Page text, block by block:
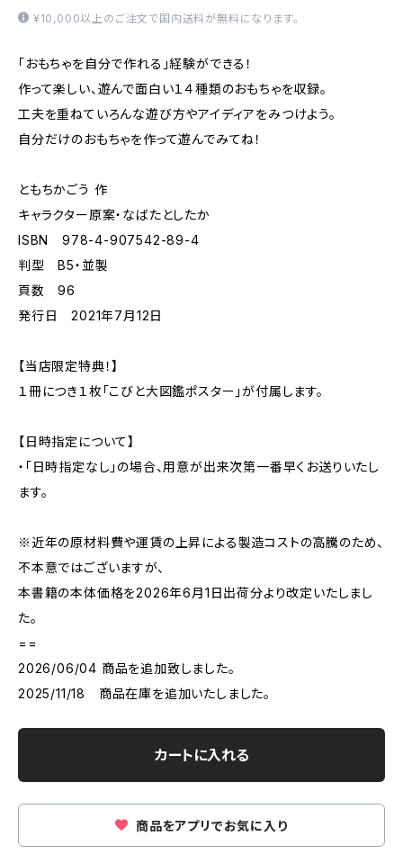
¥10,000以上のご注文で国内送料が無料になります。
「おもちゃを自分で作れる」経験ができる！
作って楽しい、遊んで面白い１４種類のおもちゃを収録。
工夫を重ねていろんな遊び方やアイディアをみつけよう。
自分だけのおもちゃを作って遊んでみてね！
ともちかごう 作
キャラクター原案・なばたとしたか
ISBN 978-4-907542-89-4
判型 B5・並製
頁数 96
発行日 2021年7月12日
【当店限定特典！】
１冊につき１枚「こびと大図鑑ポスター」が付属します。
【日時指定について】
・「日時指定なし」の場合、用意が出来次第一番早くお送りいたし
ます。
※近年の原材料費や運賃の上昇による製造コストの高騰のため、
不本意ではございますが、
本書籍の本体価格を2026年6月1日出荷分より改定いたしまし
た。
==
2026/06/04 商品を追加致しました。
2025/11/18 商品在庫を追加いたしました。
カートに入れる
商品をアプリでお気に入り